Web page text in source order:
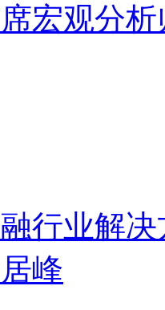
宏观分析
行业解决
峰